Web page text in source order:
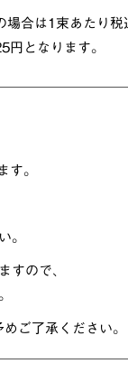
場合は1束あたり
円となります。
す。
。
すので、
めご了承ください。